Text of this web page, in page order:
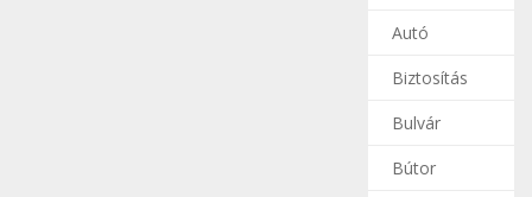
Autó
Biztosítás
Bulvár
Bútor